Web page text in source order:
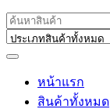
Search
for:
หน้าแรก
สินค้าทั้งหมด